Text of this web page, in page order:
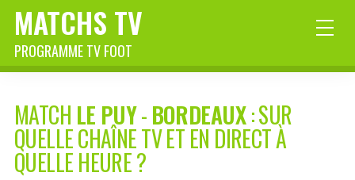
MATCHS TV
PROGRAMME TV FOOT
MATCH LE PUY-BORDEAUX: SUR
QUELLE CHAÎNE TV ET EN DIRECT À
QUELLE HEURE ?